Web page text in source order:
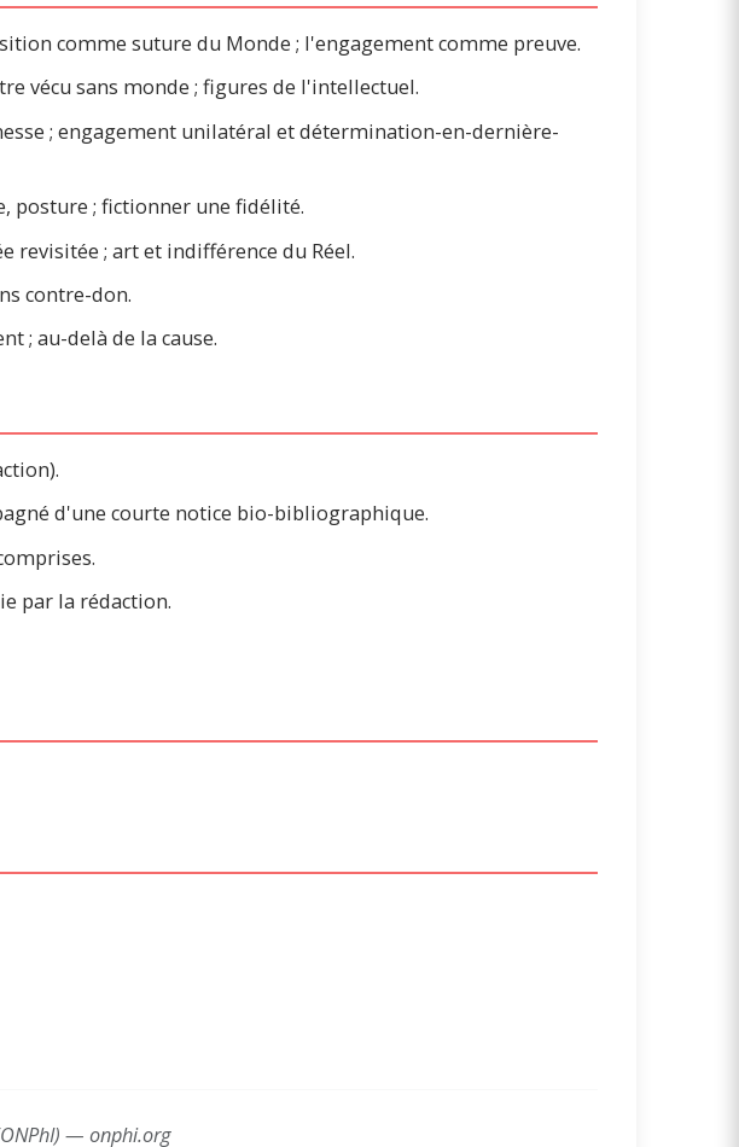
comme suture du Monde ; l'engagement comme preuve.
vécu sans monde ; figures de l'intellectuel.
; engagement unilatéral et détermination-en-dernière-
posture ; fictionner une fidélité.
revisitée ; art et indifférence du Réel.
contre-don.
; au-delà de la cause.
d'une courte notice bio-bibliographique.
par la rédaction.
— onphi.org